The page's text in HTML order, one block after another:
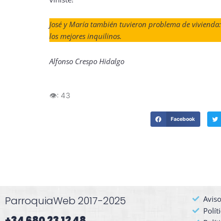
José y María también tuvieron problema de
los mejores inquilinos.
Alfonso Crespo Hidalgo
👁️: 43
Facebook
ParroquiaWeb 2017-2025